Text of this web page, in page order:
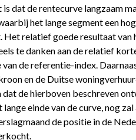
dat de rentecurve langzaam
het lange segment een
Het relatief goede resultaat van
te danken aan de relatief
de referentie-index.
en de Duitse
de hierboven beschreven
lange einde van de curve, nog
de positie in de